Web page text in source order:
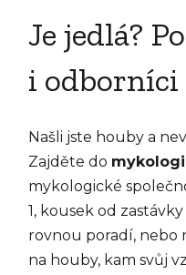
Je jedlá?
i odborníci
Našli jste houby a
Zajděte do
mykologické
1, kousek od
rovnou poradí, nebo
na houby, kam svůj